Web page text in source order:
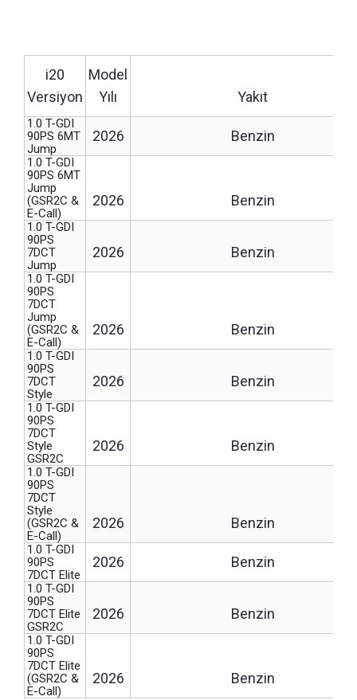
i20
Versiyon
Model
Yılı
Yakıt
1.0 T-GDI
90PS 6MT
Jump
2026 Benzin
1.0 T-GDI
90PS 6MT
Jump
(GSR2C &
E-Call)
2026 Benzin
1.0 T-GDI
90PS
7DCT
Jump
2026 Benzin
1.0 T-GDI
90PS
7DCT
Jump
(GSR2C &
E-Call)
2026 Benzin
1.0 T-GDI
90PS
7DCT
Style
2026 Benzin
1.0 T-GDI
90PS
7DCT
Style
GSR2C
2026 Benzin
1.0 T-GDI
90PS
7DCT
Style
(GSR2C &
E-Call)
2026 Benzin
1.0 T-GDI
90PS
7DCT Elite
2026 Benzin
1.0 T-GDI
90PS
7DCT Elite
GSR2C
2026 Benzin
1.0 T-GDI
90PS
7DCT Elite
(GSR2C &
E-Call)
2026 Benzin